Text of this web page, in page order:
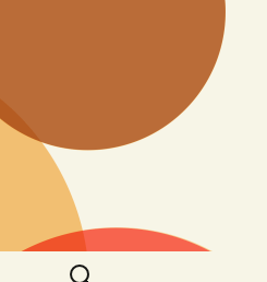
Rechercher :